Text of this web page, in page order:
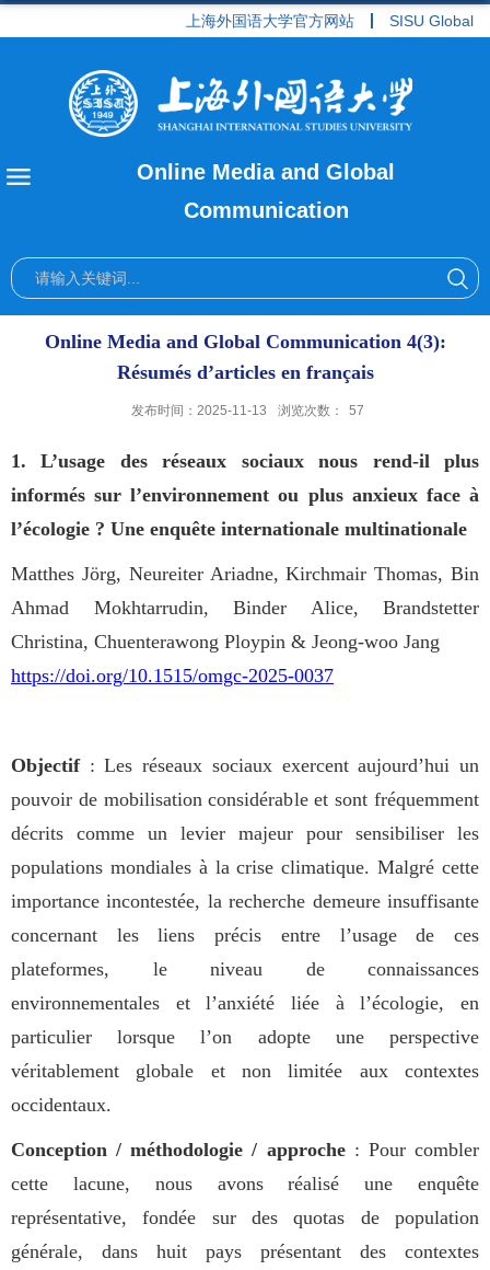
上海外国语大学官方网站 SISU Global
Online Media and Global
Communication
Online Media and Global Communication 4(3):
Résumés d’articles en français
发布时间：2025-11-13 浏览次数： 57
1. L’usage des réseaux sociaux nous rend-il plus
informés sur l’environnement ou plus anxieux face à
l’écologie ? Une enquête internationale multinationale
Matthes Jörg, Neureiter Ariadne, Kirchmair Thomas, Bin
Ahmad Mokhtarrudin, Binder Alice, Brandstetter
Christina, Chuenterawong Ploypin & Jeong-woo Jang
https://doi.org/10.1515/omgc-2025-0037
Objectif: Les réseaux sociaux exercent aujourd’hui un
pouvoir de mobilisation considérable et sont fréquemment
décrits comme un levier majeur pour sensibiliser les
populations mondiales à la crise climatique. Malgré cette
importance incontestée, la recherche demeure insuffisante
concernant les liens précis entre l’usage de ces
plateformes, le niveau de connaissances
environnementales et l’anxiété liée à l’écologie, en
particulier lorsque l’on adopte une perspective
véritablement globale et non limitée aux contextes
occidentaux.
Conception / méthodologie / approche: Pour combler
cette lacune, nous avons réalisé une enquête
représentative, fondée sur des quotas de population
générale, dans huit pays présentant des contextes